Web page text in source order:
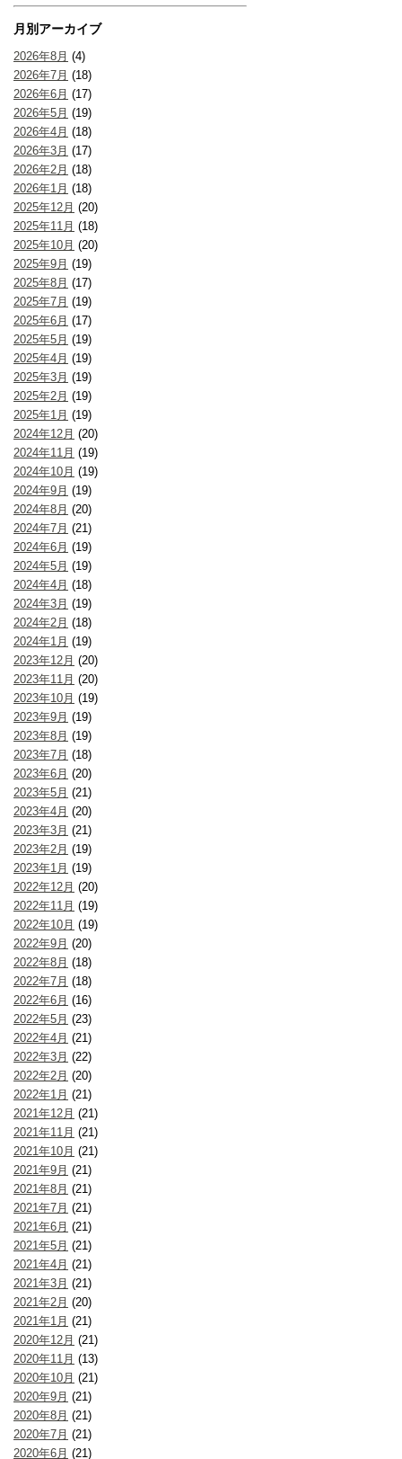
月別アーカイブ
2026年8月 (4)
2026年7月 (18)
2026年6月 (17)
2026年5月 (19)
2026年4月 (18)
2026年3月 (17)
2026年2月 (18)
2026年1月 (18)
2025年12月 (20)
2025年11月 (18)
2025年10月 (20)
2025年9月 (19)
2025年8月 (17)
2025年7月 (19)
2025年6月 (17)
2025年5月 (19)
2025年4月 (19)
2025年3月 (19)
2025年2月 (19)
2025年1月 (19)
2024年12月 (20)
2024年11月 (19)
2024年10月 (19)
2024年9月 (19)
2024年8月 (20)
2024年7月 (21)
2024年6月 (19)
2024年5月 (19)
2024年4月 (18)
2024年3月 (19)
2024年2月 (18)
2024年1月 (19)
2023年12月 (20)
2023年11月 (20)
2023年10月 (19)
2023年9月 (19)
2023年8月 (19)
2023年7月 (18)
2023年6月 (20)
2023年5月 (21)
2023年4月 (20)
2023年3月 (21)
2023年2月 (19)
2023年1月 (19)
2022年12月 (20)
2022年11月 (19)
2022年10月 (19)
2022年9月 (20)
2022年8月 (18)
2022年7月 (18)
2022年6月 (16)
2022年5月 (23)
2022年4月 (21)
2022年3月 (22)
2022年2月 (20)
2022年1月 (21)
2021年12月 (21)
2021年11月 (21)
2021年10月 (21)
2021年9月 (21)
2021年8月 (21)
2021年7月 (21)
2021年6月 (21)
2021年5月 (21)
2021年4月 (21)
2021年3月 (21)
2021年2月 (20)
2021年1月 (21)
2020年12月 (21)
2020年11月 (13)
2020年10月 (21)
2020年9月 (21)
2020年8月 (21)
2020年7月 (21)
2020年6月 (21)